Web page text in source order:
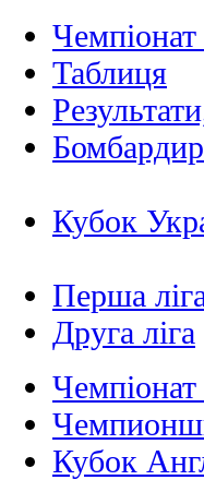
Таблиця
Кубок
Перша
Друга ліга
Чемпіонат
Кубок